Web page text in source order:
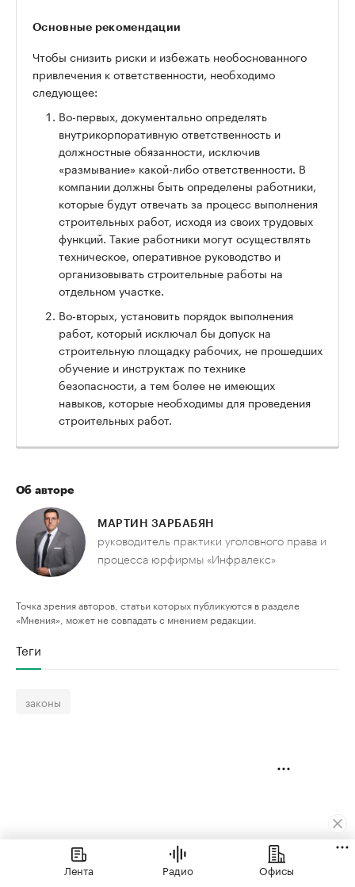
Основные рекомендации
Чтобы снизить риски и избежать необоснованного
привлечения к ответственности, необходимо
следующее:
Во-первых, документально определять
внутрикорпоративную ответственность и
должностные обязанности, исключив
«размывание» какой-либо ответственности. В
компании должны быть определены работники,
которые будут отвечать за процесс выполнения
строительных работ, исходя из своих трудовых
функций. Такие работники могут осуществлять
техническое, оперативное руководство и
организовывать строительные работы на
отдельном участке.
Во-вторых, установить порядок выполнения
работ, который исключал бы допуск на
строительную площадку рабочих, не прошедших
обучение и инструктаж по технике
безопасности, а тем более не имеющих
навыков, которые необходимы для проведения
строительных работ.
Об авторе
МАРТИН ЗАРБАБЯН
руководитель практики уголовного права и
процесса юрфирмы «Инфралекс»
Точка зрения авторов, статьи которых публикуются в разделе
«Мнения», может не совпадать с мнением редакции.
Теги
законы
Лента Радио Офисы